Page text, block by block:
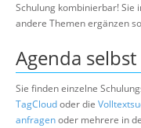
Schulung kombinierbar! Sie
andere Themen ergänzen
Agenda
Sie finden einzelne
TagCloudoder die
anfragenoder mehrere in